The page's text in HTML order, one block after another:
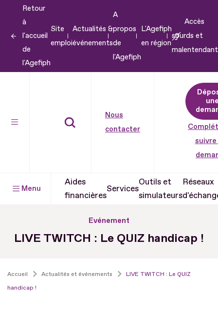
contenu
Retour
à
l'accueil
de
l'Agefiph
Site
emploi
Actualités &
événements
A
propos
de
l'Agefiph
L'Agefiph
en région
Accès
sourds et
Nous
contacter
suivre
Menu
Aides
financières
Services
Outils et
simulateurs
Réseaux
Evénement
LIVE TWITCH : Le QUIZ handicap !
Accueil Actualités et événements
LIVE TWITCH : Le QUIZ
handicap !